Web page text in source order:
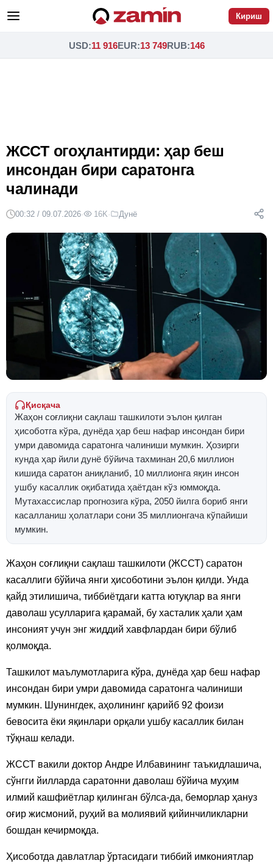
Кириш
USD:11 916EUR:13 749RUB:146
ЖССТ огоҳлантирди: ҳар беш
инсондан бири саратонга
чалинади
00:32 / 09.07.2026· 16K· Дунё
Қисқача
Жаҳон соғлиқни сақлаш ташкилоти эълон қилган
ҳисоботга кўра, дунёда ҳар беш нафар инсондан бири
умри давомида саратонга чалиниши мумкин. Ҳозирги
кунда ҳар йили дунё бўйича тахминан 20,6 миллион
кишида саратон аниқланиб, 10 миллионга яқин инсон
ушбу касаллик оқибатида ҳаётдан кўз юммоқда.
Мутахассислар прогнозига кўра, 2050 йилга бориб янги
касалланиш ҳолатлари сони 35 миллионгача кўпайиши
мумкин.
Жаҳон соғлиқни сақлаш ташкилоти (ЖССТ) саратон
касаллиги бўйича янги ҳисоботини эълон қилди. Унда
қайд этилишича, тиббиётдаги катта ютуқлар ва янги
даволаш усулларига қарамай, бу хасталик ҳали ҳам
инсоният учун энг жиддий хавфлардан бири бўлиб
қолмоқда.
Ташкилот маълумотларига кўра, дунёда ҳар беш нафар
инсондан бири умри давомида саратонга чалиниши
мумкин. Шунингдек, аҳолининг қарийб 92 фоизи
бевосита ёки яқинлари орқали ушбу касаллик билан
тўқнаш келади.
ЖССТ вакили доктор Андре Илбавининг таъкидлашича,
сўнгги йилларда саратонни даволаш бўйича муҳим
илмий кашфиётлар қилинган бўлса-да, беморлар ҳануз
оғир жисмоний, руҳий ва молиявий қийинчиликларни
бошдан кечирмоқда.
Ҳисоботда давлатлар ўртасидаги тиббий имкониятлар